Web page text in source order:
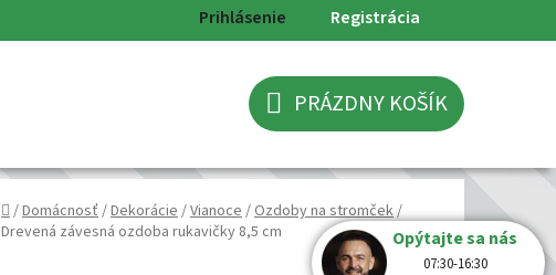
Prihlásenie Registrácia
NÁKUPNÝ
KOŠÍK
PRÁZDNY KOŠÍK
Domov
/Domácnosť/Dekorácie/Vianoce/Ozdoby na stromček/
Drevená závesná ozdoba rukavičky 8,5 cm
Opýtajte sa nás
07:30-16:30